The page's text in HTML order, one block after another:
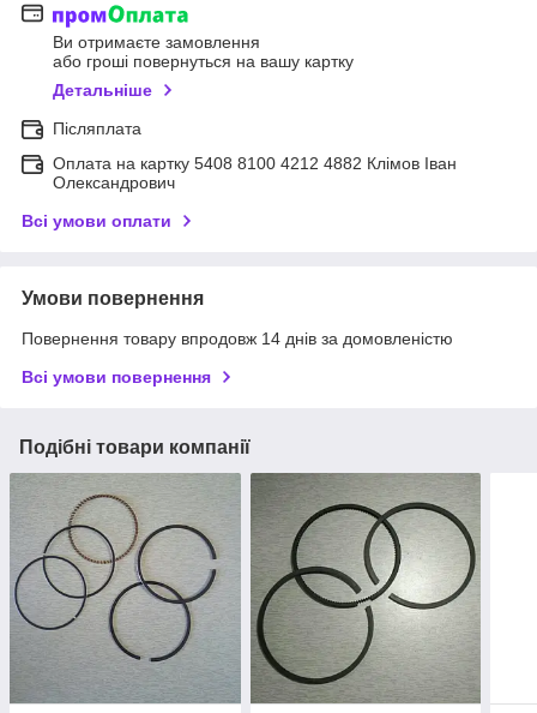
Ви отримаєте замовлення
або гроші повернуться на вашу картку
Детальніше
Післяплата
Оплата на картку 5408 8100 4212 4882 Клімов Іван
Олександрович
Всі умови оплати
Умови повернення
Повернення товару впродовж 14 днів за домовленістю
Всі умови повернення
Подібні товари компанії